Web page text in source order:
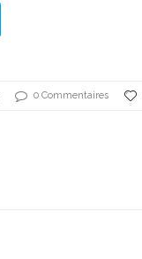
0 Commentaires